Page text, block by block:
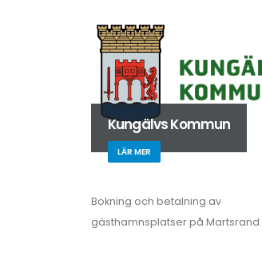
Kungälvs Kommun
LÄR MER
Bokning och betalning av
gästhamnsplatser på Martsrand.